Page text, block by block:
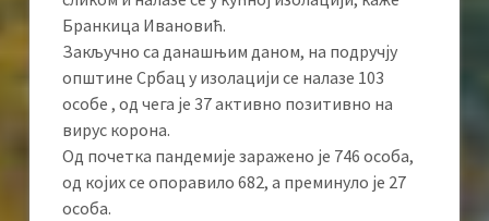
Бранкица Ивановић.
Закључно са данашњим даном, на подручју
општине Србац у изолацији се налазе 103
особе , од чега је 37 активно позитивно на
вирус корона.
Од почетка пандемије заражено је 746 особа,
од којих се опоравило 682, а преминуло је 27
особа.